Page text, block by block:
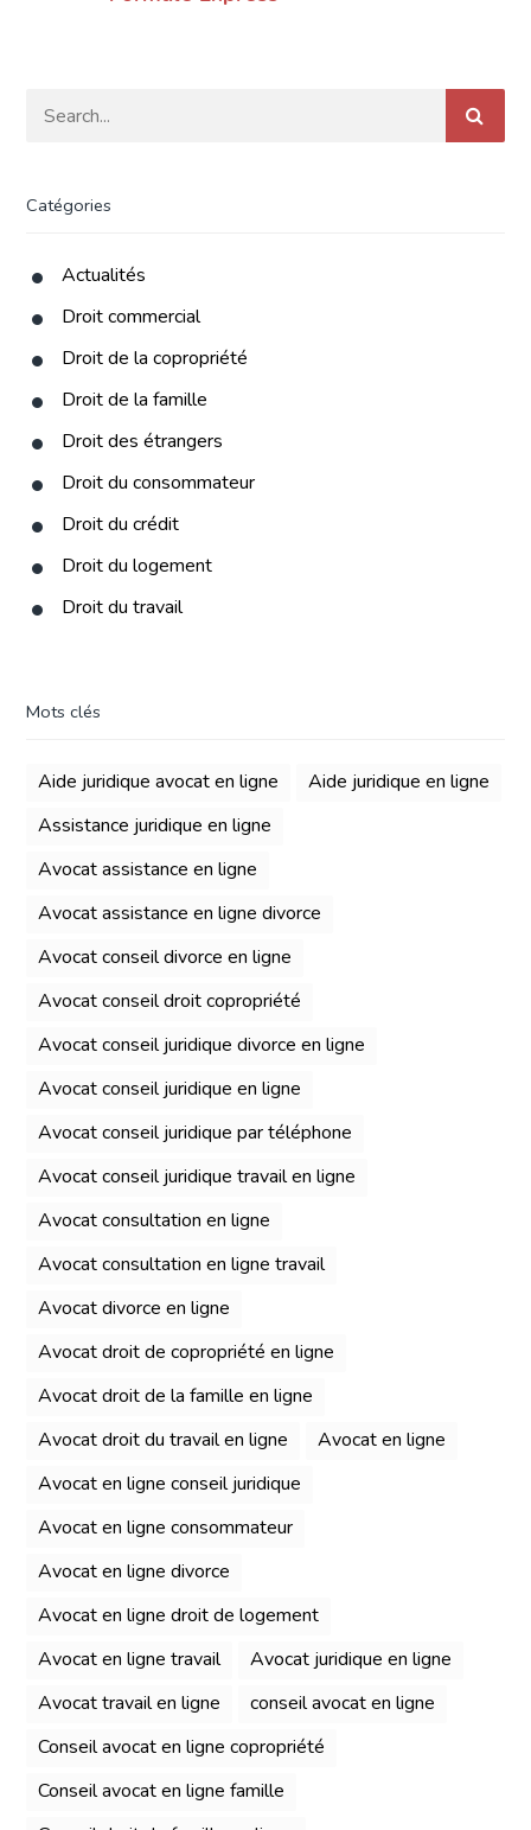
Catégories
Actualités
Droit commercial
Droit de la copropriété
Droit de la famille
Droit des étrangers
Droit du consommateur
Droit du crédit
Droit du logement
Droit du travail
Mots clés
Aide juridique avocat en ligne
Aide juridique en ligne
Assistance juridique en ligne
Avocat assistance en ligne
Avocat assistance en ligne divorce
Avocat conseil divorce en ligne
Avocat conseil droit copropriété
Avocat conseil juridique divorce en ligne
Avocat conseil juridique en ligne
Avocat conseil juridique par téléphone
Avocat conseil juridique travail en ligne
Avocat consultation en ligne
Avocat consultation en ligne travail
Avocat divorce en ligne
Avocat droit de copropriété en ligne
Avocat droit de la famille en ligne
Avocat droit du travail en ligne
Avocat en ligne
Avocat en ligne conseil juridique
Avocat en ligne consommateur
Avocat en ligne divorce
Avocat en ligne droit de logement
Avocat en ligne travail
Avocat juridique en ligne
Avocat travail en ligne
conseil avocat en ligne
Conseil avocat en ligne copropriété
Conseil avocat en ligne famille